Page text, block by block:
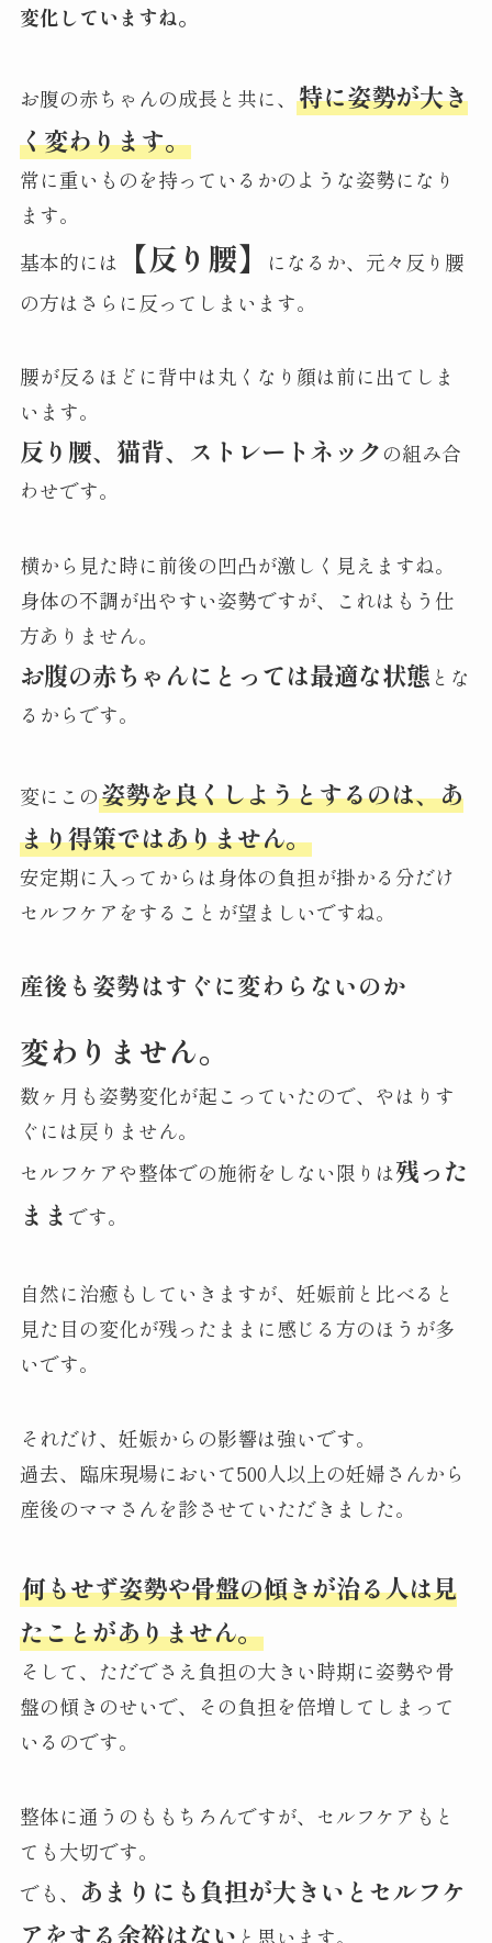
変化していますね。
お腹の赤ちゃんの成長と共に、 特に姿勢が大き
く変わります。
常に重いものを持っているかのような姿勢になり
ます。
基本的には
【反り腰】
になるか、元々反り腰
の方はさらに反ってしまいます。
腰が反るほどに背中は丸くなり顔は前に出てしま
います。
反り腰、猫背、ストレートネックの組み合
わせです。
横から見た時に前後の凹凸が激しく見えますね。
身体の不調が出やすい姿勢ですが、これはもう仕
方ありません。
お腹の赤ちゃんにとっては最適な状態 とな
るからです。
変にこの姿勢を良くしようとするのは、あ
まり得策ではありません。
安定期に入ってからは身体の負担が掛かる分だけ
セルフケアをすることが望ましいですね。
産後も姿勢はすぐに変わらないのか
変わりません。
数ヶ月も姿勢変化が起こっていたので、やはりす
ぐには戻りません。
セルフケアや整体での施術をしない限りは残った
まま です。
自然に治癒もしていきますが、妊娠前と比べると
見た目の変化が残ったままに感じる方のほうが多
いです。
それだけ、妊娠からの影響は強いです。
過去、臨床現場において500人以上の妊婦さんから
産後のママさんを診させていただきました。
何もせず姿勢や骨盤の傾きが治る人は見
たことがありません。
そして、ただでさえ負担の大きい時期に姿勢や骨
盤の傾きのせいで、その負担を倍増してしまって
いるのです。
整体に通うのももちろんですが、セルフケアもと
ても大切です。
でも、
あまりにも負担が大きいとセルフケ
アをする余裕はない と思います。